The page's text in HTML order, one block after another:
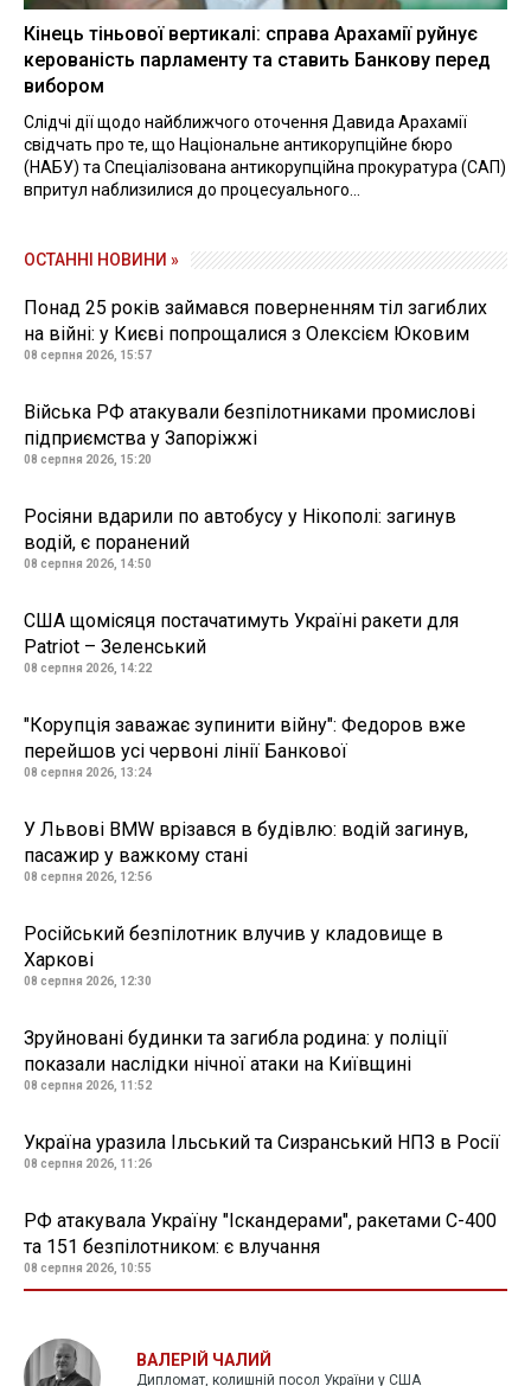
Кінець тіньової вертикалі: справа Арахамії руйнує
керованість парламенту та ставить Банкову перед
вибором
Слідчі дії щодо найближчого оточення Давида Арахамії
свідчать про те, що Національне антикорупційне бюро
(НАБУ) та Спеціалізована антикорупційна прокуратура (САП)
впритул наблизилися до процесуального...
ОСТАННІ НОВИНИ »
Понад 25 років займався поверненням тіл загиблих
на війні: у Києві попрощалися з Олексієм Юковим
08 серпня 2026, 15:57
Війська РФ атакували безпілотниками промислові
підприємства у Запоріжжі
08 серпня 2026, 15:20
Росіяни вдарили по автобусу у Нікополі: загинув
водій, є поранений
08 серпня 2026, 14:50
США щомісяця постачатимуть Україні ракети для
Patriot – Зеленський
08 серпня 2026, 14:22
"Корупція заважає зупинити війну": Федоров вже
перейшов усі червоні лінії Банкової
08 серпня 2026, 13:24
У Львові BMW врізався в будівлю: водій загинув,
пасажир у важкому стані
08 серпня 2026, 12:56
Російський безпілотник влучив у кладовище в
Харкові
08 серпня 2026, 12:30
Зруйновані будинки та загибла родина: у поліції
показали наслідки нічної атаки на Київщині
08 серпня 2026, 11:52
Україна уразила Ільський та Сизранський НПЗ в Росії
08 серпня 2026, 11:26
РФ атакувала Україну "Іскандерами", ракетами С-400
та 151 безпілотником: є влучання
08 серпня 2026, 10:55
ВАЛЕРІЙ ЧАЛИЙ
Дипломат, колишній посол України у США